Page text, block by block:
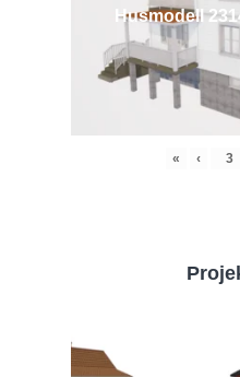
Husmodell
« ‹